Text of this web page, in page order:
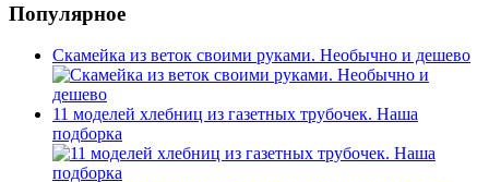
Популярное
Скамейка из веток своими руками. Необычно и дешево
11 моделей хлебниц из газетных трубочек. Наша
подборка